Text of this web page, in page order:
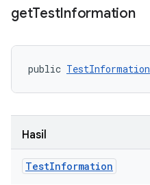
getTestInformation
public TestInformation
Hasil
TestInformation